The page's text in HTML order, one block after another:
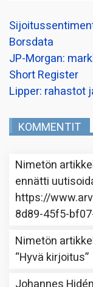
Borsdata
JP-Morgan:
Short Register
Lipper: rahastot
KOMMENTIT
Nimetön
ennätti
https://
8d89-45f5-
Nimetön
“Hyvä kirjoitus”